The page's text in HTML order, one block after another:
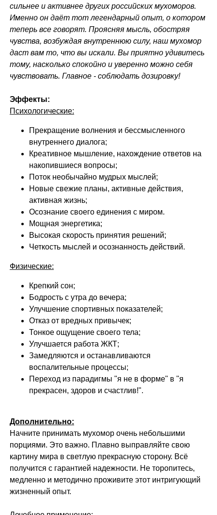
сильнее и активнее других российских мухоморов.
Именно он даёт тот легендарный опыт, о котором
теперь все говорят. Проясняя мысль, обостряя
чувства, возбуждая внутреннюю силу, наш мухомор
даст вам то, что вы искали. Вы приятно удивитесь
тому, насколько спокойно и уверенно можно себя
чувствовать. Главное - соблюдать дозировку!
Эффекты:
Психологические:
Прекращение волнения и бессмысленного
внутреннего диалога;
Креативное мышление, нахождение ответов на
накопившиеся вопросы;
Поток необычайно мудрых мыслей;
Новые свежие планы, активные действия,
активная жизнь;
Осознание своего единения с миром.
Мощная энергетика;
Высокая скорость принятия решений;
Четкость мыслей и осознанность действий.
Физические:
Крепкий сон;
Бодрость с утра до вечера;
Улучшение спортивных показателей;
Отказ от вредных привычек;
Тонкое ощущение своего тела;
Улучшается работа ЖКТ;
Замедляются и останавливаются
воспалительные процессы;
Переход из парадигмы "я не в форме" в "я
прекрасен, здоров и счастлив!".
Дополнительно:
Начните принимать мухомор очень небольшими
порциями. Это важно. Плавно выправляйте свою
картину мира в светлую прекрасную сторону. Всё
получится с гарантией надежности. Не торопитесь,
медленно и методично проживите этот интригующий
жизненный опыт.